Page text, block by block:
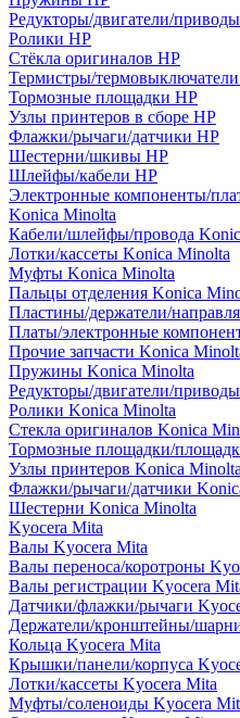
Редукторы/двигатели/
Ролики HP
Стёкла оригиналов HP
Термистры/
Тормозные площадки HP
Узлы принтеров в сборе HP
Флажки/рычаги/датчики HP
Шестерни/шкивы HP
Шлейфы/кабели HP
Электронные компоненты/
Konica Minolta
Кабели/шлейфы/провода
Лотки/кассеты Konica Minolta
Муфты Konica Minolta
Пальцы отделения Konica
Пластины/держатели/
Платы/электронные
Прочие запчасти Konica
Пружины Konica Minolta
Редукторы/двигатели/
Ролики Konica Minolta
Стекла оригиналов Konica
Тормозные площадки/
Узлы принтеров Konica Minolta
Флажки/рычаги/датчики
Шестерни Konica Minolta
Kyocera Mita
Валы Kyocera Mita
Валы переноса/коротроны
Валы регистрации Kyocera
Датчики/флажки/рычаги
Держатели/кронштейны/
Кольца Kyocera Mita
Крышки/панели/корпуса
Лотки/кассеты Kyocera Mita
Муфты/соленоиды Kyocera